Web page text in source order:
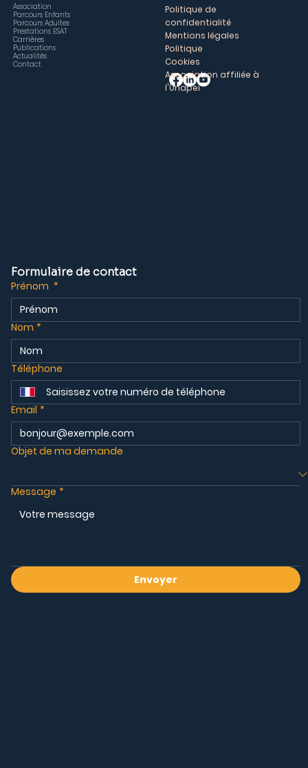
Formulaire de contact
Prénom *
Nom *
Téléphone
Email *
Objet de ma demande
Message *
Envoyer
Association
Parcours Enfants
Parcours Adultes
Prestations ESAT
Carrières
Publications
Actualités
Contact
Politique de
confidentialité
Mentions légales
Politique
Cookies
Association affiliée à
l'Unapei